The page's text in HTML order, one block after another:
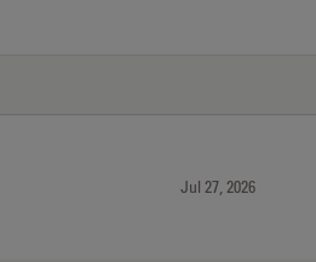
Jul 27, 2026